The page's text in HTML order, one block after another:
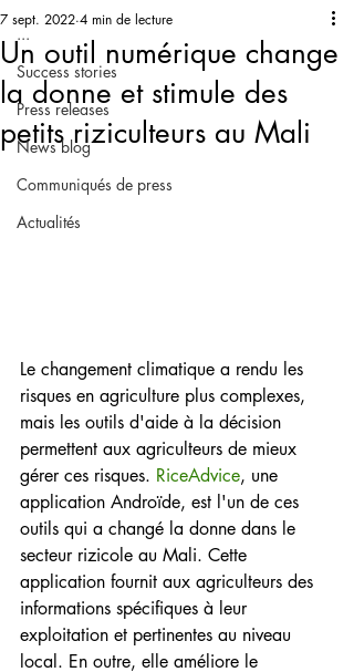
...
Success stories
Press releases
News blog
Communiqués de press
Actualités
Un outil numérique change
la donne et stimule des
petits riziculteurs au Mali
7 sept. 2022 4 min de lecture
Le changement climatique a rendu les
risques en agriculture plus complexes,
mais les outils d'aide à la décision
permettent aux agriculteurs de mieux
gérer ces risques. RiceAdvice, une
application Androïde, est l'un de ces
outils qui a changé la donne dans le
secteur rizicole au Mali. Cette
application fournit aux agriculteurs des
informations spécifiques à leur
exploitation et pertinentes au niveau
local. En outre, elle améliore le